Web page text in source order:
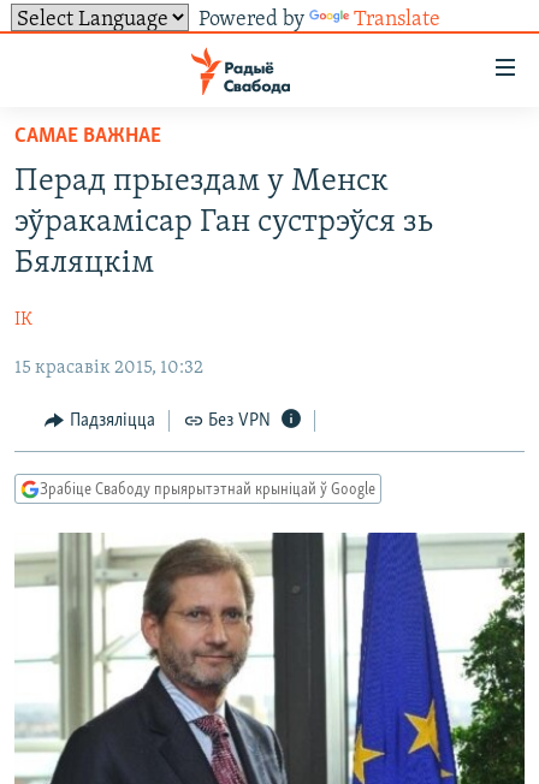
Powered by Translate
ўнівэрсальнага
доступу
Перайсьці
да
галоўнага
зьместу
да
навігацыі
Перайсьці
пошуку
УСЕ НАВІНЫ
ВІДЭА І ФОТА
ЭКАНОМІКА
ВАЙНА
ПАЛІТВЯЗЬНІ
КУЛЬТУРА
КАЛЯНДАР
ТОЛЬКІ НА СВАБОДЗЕ
ПАДКАСТЫ
КНІГІ
PREMIUM
МОВА
НА ХВАЛЯХ СВАБОДЫ
СУВЯЗЬ
ПАДКАСТЫ
FACEBOOK
САМАЕ ВАЖНАЕ
Перад прыездам у Менск
эўракамісар Ган сустрэўся зь
Бяляцкім
ІК
15 красавік 2015, 10:32
Падзяліцца Без VPN
Зрабіце Свабоду прыярытэтнай крыніцай ў Google